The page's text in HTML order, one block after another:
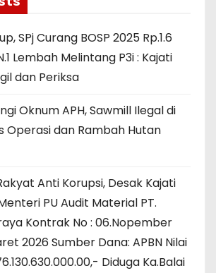
SPj Curang BOSP 2025 Rp.1.6
Lembah Melintang P3i : Kajati
dan Periksa
Oknum APH, Sawmill Ilegal di
Operasi dan Rambah Hutan
Anti Korupsi, Desak Kajati
PU Audit Material PT.
Kontrak No : 06.Nopember
2026 Sumber Dana: APBN Nilai
Diduga Ka.Balai